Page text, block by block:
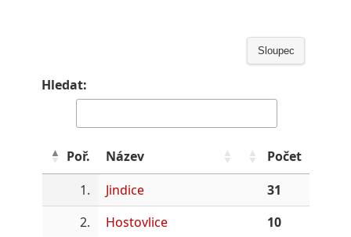
Sloupec
Hledat:
Poř. Název
Počet
1.
Jindice
31
2.
Hostovlice
10